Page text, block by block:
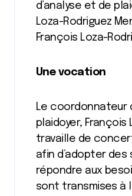
d’analyse et de
Loza-Rodriguez
François Loza-
Une vocation
Le coordonnateur
plaidoyer, François
travaille de
afin d’adopter
répondre aux
sont transmises à